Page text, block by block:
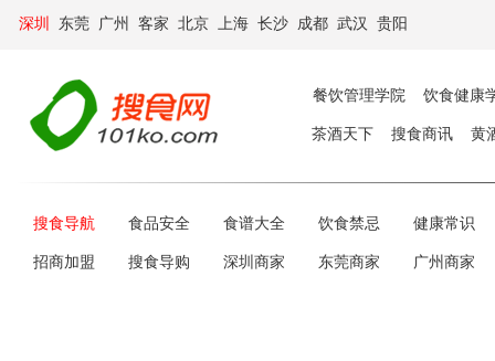
深圳 东莞 广州 客家 北京 上海 长沙 成都 武汉 贵阳
餐饮管理学院 饮食健康
茶酒天下 搜食商讯 黄
搜食导航 食品安全 食谱大全 饮食禁忌 健康常识
招商加盟 搜食导购 深圳商家 东莞商家 广州商家